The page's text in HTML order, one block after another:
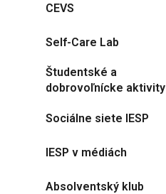
CEVS
Self-Care Lab
Študentské a
dobrovoľnícke aktivity
Sociálne siete IESP
IESP v médiách
Absolventský klub